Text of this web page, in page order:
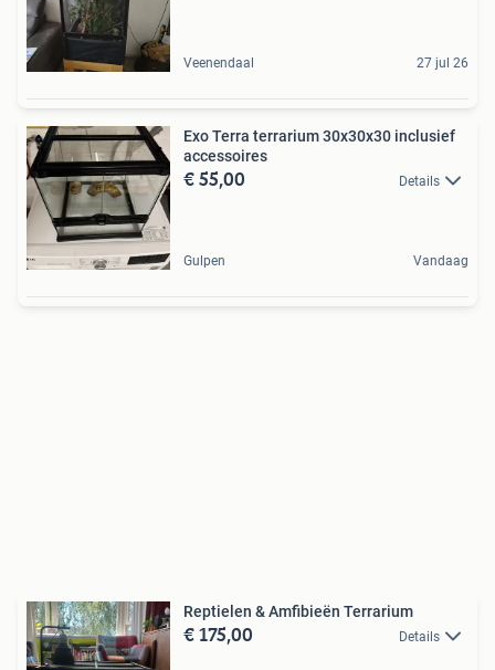
Veenendaal 27 jul 26
Exo Terra terrarium 30x30x30 inclusief
accessoires
€ 55,00 Details
Gulpen Vandaag
Reptielen & Amfibieën Terrarium
€ 175,00 Details